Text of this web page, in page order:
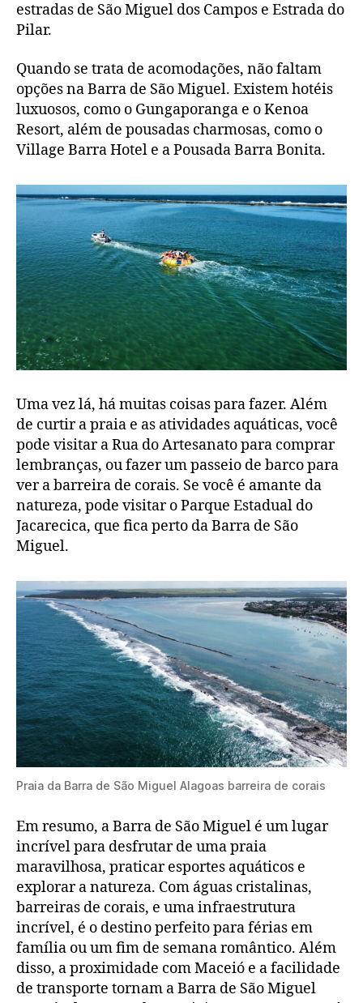
estradas de São Miguel dos Campos e Estrada do
Pilar.
Quando se trata de acomodações, não faltam
opções na Barra de São Miguel. Existem hotéis
luxuosos, como o Gungaporanga e o Kenoa
Resort, além de pousadas charmosas, como o
Village Barra Hotel e a Pousada Barra Bonita.
Uma vez lá, há muitas coisas para fazer. Além
de curtir a praia e as atividades aquáticas, você
pode visitar a Rua do Artesanato para comprar
lembranças, ou fazer um passeio de barco para
ver a barreira de corais. Se você é amante da
natureza, pode visitar o Parque Estadual do
Jacarecica, que fica perto da Barra de São
Miguel.
Praia da Barra de São Miguel Alagoas barreira de corais
Em resumo, a Barra de São Miguel é um lugar
incrível para desfrutar de uma praia
maravilhosa, praticar esportes aquáticos e
explorar a natureza. Com águas cristalinas,
barreiras de corais, e uma infraestrutura
incrível, é o destino perfeito para férias em
família ou um fim de semana romântico. Além
disso, a proximidade com Maceió e a facilidade
de transporte tornam a Barra de São Miguel